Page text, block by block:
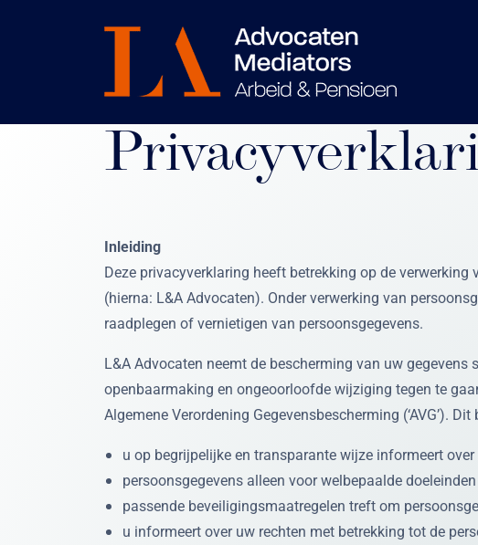
Inleiding
Deze privacyverklaring heeft betrekking op de
(hierna: L&A Advocaten). Onder verwerking van
raadplegen of vernietigen van persoonsgegevens.
L&A Advocaten neemt de bescherming van uw
openbaarmaking en ongeoorloofde wijziging tegen te
Algemene Verordening Gegevensbescherming (‘AVG’).
u op begrijpelijke en transparante wijze informeert
persoonsgegevens alleen voor welbepaalde
passende beveiligingsmaatregelen treft om
u informeert over uw rechten met betrekking tot de